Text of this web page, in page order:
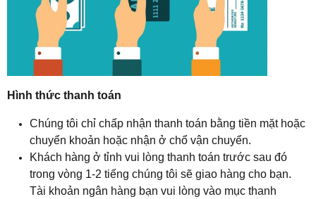
Hình thức thanh toán
Chúng tôi chỉ chấp nhận thanh toán bằng tiền mặt hoặc
chuyển khoản hoặc nhận ở chổ vận chuyển.
Khách hàng ở tỉnh vui lòng thanh toán trước sau đó
trong vòng 1-2 tiếng chúng tôi sẽ giao hàng cho bạn.
Tài khoản ngân hàng bạn vui lòng vào mục thanh